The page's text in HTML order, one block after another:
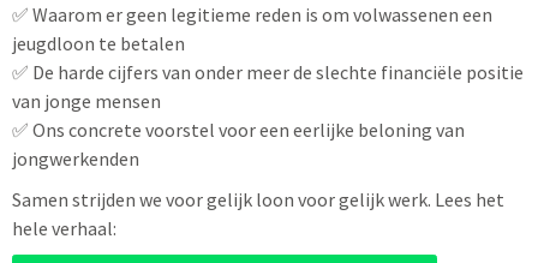
✅ Waarom er geen legitieme reden is om volwassenen een
jeugdloon te betalen
✅ De harde cijfers van onder meer de slechte financiële positie
van jonge mensen
✅ Ons concrete voorstel voor een eerlijke beloning van
jongwerkenden
Samen strijden we voor gelijk loon voor gelijk werk. Lees het
hele verhaal: